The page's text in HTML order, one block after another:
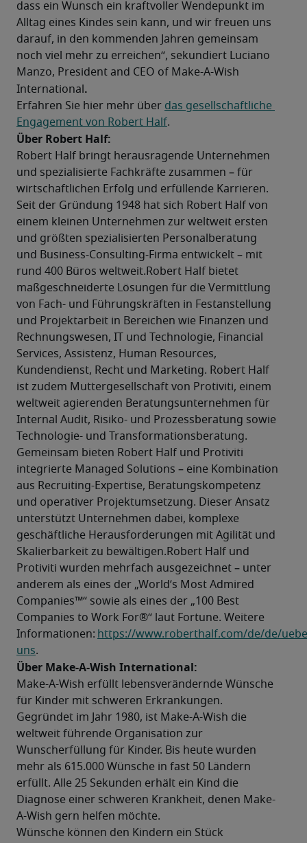
dass ein Wunsch ein kraftvoller Wendepunkt im
Alltag eines Kindes sein kann, und wir freuen uns
darauf, in den kommenden Jahren gemeinsam
noch viel mehr zu erreichen“, sekundiert Luciano
Manzo, President and CEO of Make-A-Wish
International .
Erfahren Sie hier mehr über das gesellschaftliche
Engagement von Robert Half.
Über Robert Half:
Robert Half bringt herausragende Unternehmen
und spezialisierte Fachkräfte zusammen – für
wirtschaftlichen Erfolg und erfüllende Karrieren.
Seit der Gründung 1948 hat sich Robert Half von
einem kleinen Unternehmen zur weltweit ersten
und größten spezialisierten Personalberatung
und Business-Consulting-Firma entwickelt – mit
rund 400 Büros weltweit.Robert Half bietet
maßgeschneiderte Lösungen für die Vermittlung
von Fach- und Führungskräften in Festanstellung
und Projektarbeit in Bereichen wie Finanzen und
Rechnungswesen, IT und Technologie, Financial
Services, Assistenz, Human Resources,
Kundendienst, Recht und Marketing. Robert Half
ist zudem Muttergesellschaft von Protiviti, einem
weltweit agierenden Beratungsunternehmen für
Internal Audit, Risiko- und Prozessberatung sowie
Technologie- und Transformationsberatung.
Gemeinsam bieten Robert Half und Protiviti
integrierte Managed Solutions – eine Kombination
aus Recruiting-Expertise, Beratungskompetenz
und operativer Projektumsetzung. Dieser Ansatz
unterstützt Unternehmen dabei, komplexe
geschäftliche Herausforderungen mit Agilität und
Skalierbarkeit zu bewältigen.Robert Half und
Protiviti wurden mehrfach ausgezeichnet – unter
anderem als eines der „World’s Most Admired
Companies™“ sowie als eines der „100 Best
Companies to Work For®“ laut Fortune. Weitere
Informationen: https://www.roberthalf.com/de/de/
uns.
Über Make-A-Wish International:
Make-A-Wish erfüllt lebensverändernde Wünsche
für Kinder mit schweren Erkrankungen.
Gegründet im Jahr 1980, ist Make-A-Wish die
weltweit führende Organisation zur
Wunscherfüllung für Kinder. Bis heute wurden
mehr als 615.000 Wünsche in fast 50 Ländern
erfüllt. Alle 25 Sekunden erhält ein Kind die
Diagnose einer schweren Krankheit, denen Make-
A-Wish gern helfen möchte.
Wünsche können den Kindern ein Stück